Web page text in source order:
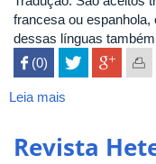
francesa ou
dessas línguas
 (0)
Leia mais
Letras
Revista